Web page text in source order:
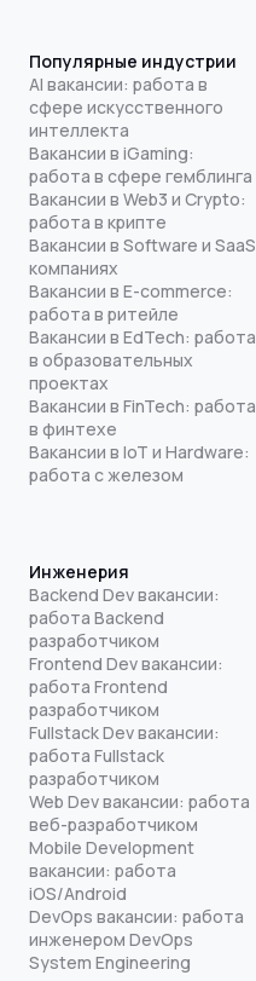
Популярные индустрии
AI вакансии: работа в
сфере искусственного
интеллекта
Вакансии в iGaming:
работа в сфере гемблинга
Вакансии в Web3 и Crypto:
работа в крипте
Вакансии в Software и SaaS
компаниях
Вакансии в E-commerce:
работа в ритейле
Вакансии в EdTech: работа
в образовательных
проектах
Вакансии в FinTech: работа
в финтехе
Вакансии в IoT и Hardware:
работа с железом
Инженерия
Backend Dev вакансии:
работа Backend
разработчиком
Frontend Dev вакансии:
работа Frontend
разработчиком
Fullstack Dev вакансии:
работа Fullstack
разработчиком
Web Dev вакансии: работа
веб-разработчиком
Mobile Development
вакансии: работа
iOS/Android
DevOps вакансии: работа
инженером DevOps
System Engineering